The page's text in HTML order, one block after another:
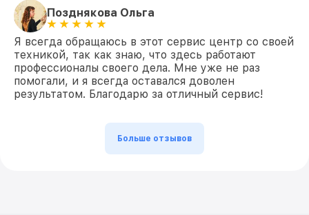
Позднякова Ольга
Я всегда обращаюсь в этот сервис центр со своей
техникой, так как знаю, что здесь работают
профессионалы своего дела. Мне уже не раз
помогали, и я всегда оставался доволен
результатом. Благодарю за отличный сервис!
Больше отзывов